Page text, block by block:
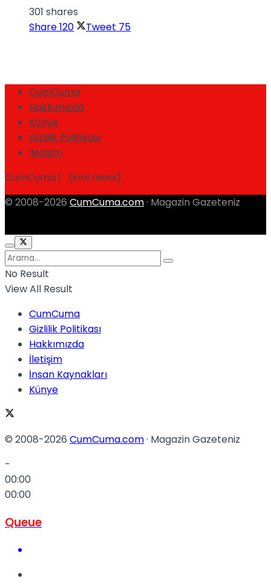
301 shares
Share120 Tweet 75
CumCuma
Hakkımızda
Künye
Gizlilik Politikası
İletişim
CumCuma | (xml news)
© 2008-2026 CumCuma.com · Magazin Gazeteniz
No Result
View All Result
CumCuma
Gizlilik Politikası
Hakkımızda
İletişim
İnsan Kaynakları
Künye
© 2008-2026 CumCuma.com· Magazin Gazeteniz
-
00:00
00:00
Queue